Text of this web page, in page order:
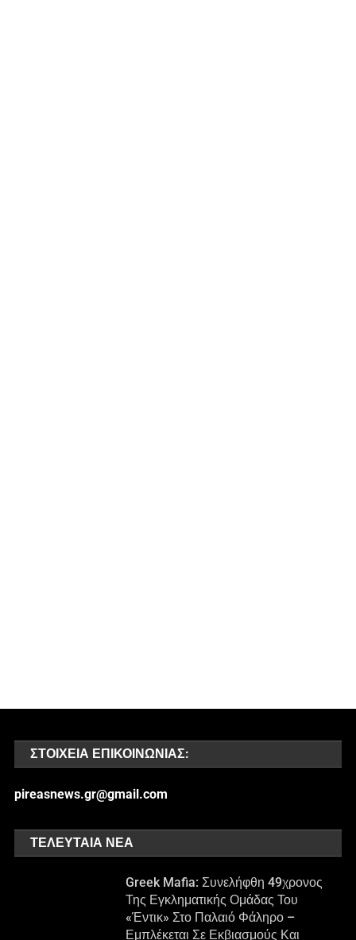
ΣΤΟΙΧΕΊΑ ΕΠΙΚΟΙΝΩΝΊΑΣ:
pireasnews.gr@gmail.com
ΤΕΛΕΥΤΑΊΑ ΝΈΑ
Greek Mafia: Συνελήφθη 49χρονος
Της Εγκληματικής Ομάδας Του
«Έντικ» Στο Παλαιό Φάληρο –
Εμπλέκεται Σε Εκβιασμούς Και